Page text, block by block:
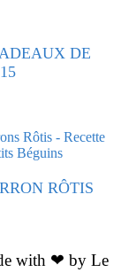
DE
RÔTIS
with ❤ by Le